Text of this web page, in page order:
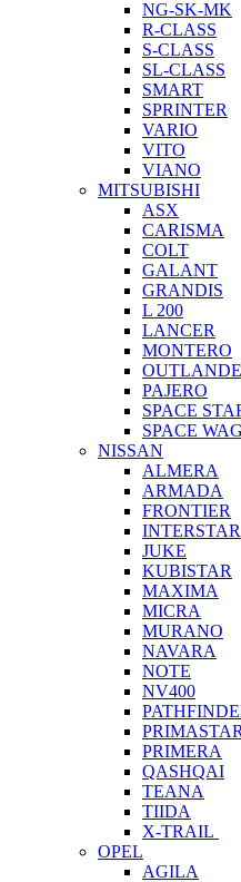
NG-SK-MK
R-CLASS
S-CLASS
SL-CLASS
SMART
SPRINTER
VARIO
VITO
VIANO
MITSUBISHI
ASX
CARISMA
COLT
GALANT
GRANDIS
L 200
LANCER
MONTERO
PAJERO
SPACE
SPACE
NISSAN
ALMERA
ARMADA
FRONTIER
INTERSTAR
JUKE
KUBISTAR
MAXIMA
MICRA
MURANO
NAVARA
NOTE
NV400
PRIMASTAR
PRIMERA
QASHQAI
TEANA
TIIDA
X-TRAIL
OPEL
AGILA